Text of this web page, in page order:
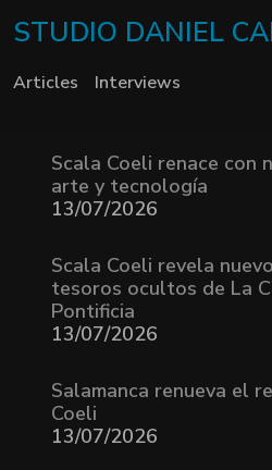
STUDIO DANIEL
Articles Interviews
Scala Coeli renace con
arte y tecnología
13/07/2026
Scala Coeli revela
tesoros ocultos de La
Pontificia
13/07/2026
Salamanca renueva el
Coeli
13/07/2026